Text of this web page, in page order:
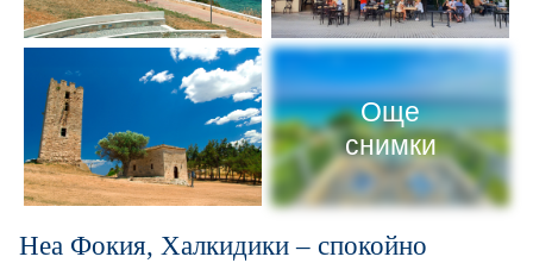
Още
снимки
Неа Фокия, Халкидики – спокойно